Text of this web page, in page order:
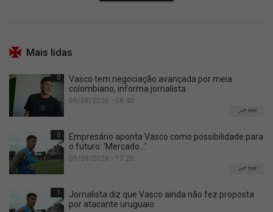
Mais lidas
0
Vasco tem negociação avançada por meia
colombiano, informa jornalista
09/08/2026 • 08:40
TOP
0
Empresário aponta Vasco como possibilidade para
o futuro: 'Mercado...'
09/08/2026 • 17:20
TOP
1
Jornalista diz que Vasco ainda não fez proposta
por atacante uruguaio